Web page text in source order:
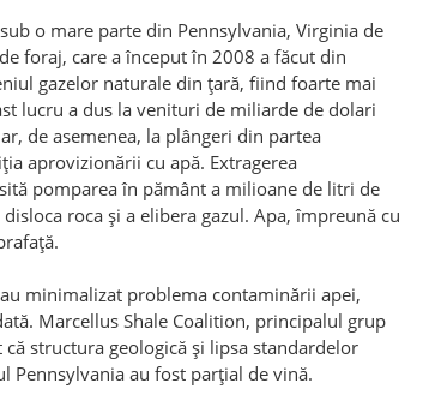
o mare parte din Pennsylvania, Virginia de
foraj, care a început în 2008 a făcut din
gazelor naturale din țară, fiind foarte mai
lucru a dus la venituri de miliarde de dolari
de asemenea, la plângeri din partea
aprovizionării cu apă. Extragerea
pomparea în pământ a milioane de litri de
roca și a elibera gazul. Apa, împreună cu
minimalizat problema contaminării apei,
Marcellus Shale Coalition, principalul grup
structura geologică și lipsa standardelor
Pennsylvania au fost parțial de vină.